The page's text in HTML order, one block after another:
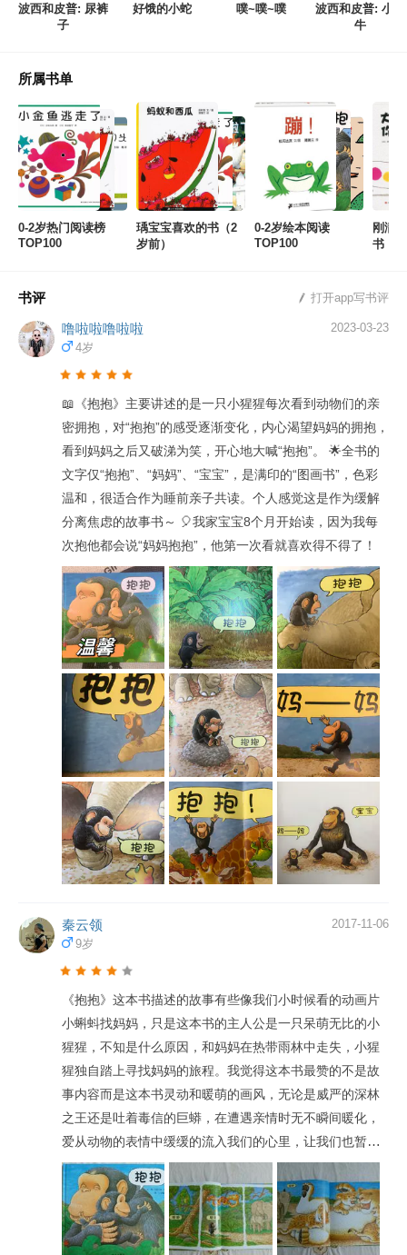
波西和皮普: 尿裤
子
好饿的小蛇 噗~噗~噗
波西和皮普: 小蜗
牛
所属书单
0-2岁热门阅读榜
TOP100
瑀宝宝喜欢的书（2
岁前）
0-2岁绘本阅读
TOP100
刚满1
书，
书评 打开app写书评
噜啦啦噜啦啦
4岁
2023-03-23
📖《抱抱》主要讲述的是一只小猩猩每次看到动物们的亲
密拥抱，对“抱抱”的感受逐渐变化，内心渴望妈妈的拥抱，
看到妈妈之后又破涕为笑，开心地大喊“抱抱”。 🌟全书的
文字仅“抱抱”、“妈妈”、“宝宝”，是满印的“图画书”，色彩
温和，很适合作为睡前亲子共读。个人感觉这是作为缓解
分离焦虑的故事书～ 🎈我家宝宝8个月开始读，因为我每
次抱他都会说“妈妈抱抱”，他第一次看就喜欢得不得了！
秦云领
9岁
2017-11-06
《抱抱》这本书描述的故事有些像我们小时候看的动画片
小蝌蚪找妈妈，只是这本书的主人公是一只呆萌无比的小
猩猩，不知是什么原因，和妈妈在热带雨林中走失，小猩
猩独自踏上寻找妈妈的旅程。我觉得这本书最赞的不是故
事内容而是这本书灵动和暖萌的画风，无论是威严的深林
之王还是吐着毒信的巨蟒，在遭遇亲情时无不瞬间暖化，
爱从动物的表情中缓缓的流入我们的心里，让我们也暂时
忘记生活中的烦恼，去感受亲情，感受互助，感受团聚和
分享的快乐！ 我的儿子将满一岁，现在的他还无法真正体
会故事情节，每晚亲子共读时他最喜欢的就是和我做动物
问答的的游戏，我提问，他寻找，他感受答对的快乐，我